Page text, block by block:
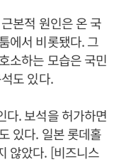
본적 원인은 온 국
에서 비롯됐다. 그
소하는 모습은 국민
도 있다.
다. 보석을 허가하면
있다. 일본 롯데홀
않았다. [비즈니스